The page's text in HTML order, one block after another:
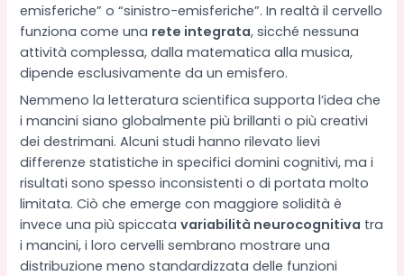
emisferiche” o “sinistro-emisferiche”. In realtà il cervello
funziona come una rete integrata, sicché nessuna
attività complessa, dalla matematica alla musica,
dipende esclusivamente da un emisfero.
Nemmeno la letteratura scientifica supporta l’idea che
i mancini siano globalmente più brillanti o più creativi
dei destrimani. Alcuni studi hanno rilevato lievi
differenze statistiche in specifici domini cognitivi, ma i
risultati sono spesso inconsistenti o di portata molto
limitata. Ciò che emerge con maggiore solidità è
invece una più spiccatavariabilità neurocognitiva tra
i mancini, i loro cervelli sembrano mostrare una
distribuzione meno standardizzata delle funzioni